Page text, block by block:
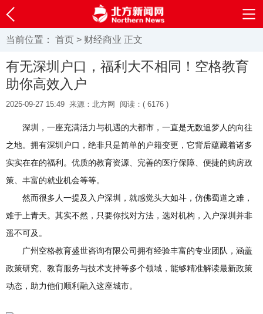
当前位置： 首页 > 财经商业 正文
有无深圳户口，福利大不相同！空格教育
助你高效入户
2025-09-27 15:49 来源：北方网 阅读：( 6176 )
深圳，一座充满活力与机遇的大都市，一直是无数追梦人的向往
之地。拥有深圳户口，绝非只是简单的户籍变更，它背后蕴藏着诸多
实实在在的福利。优质的教育资源、完善的医疗保障、便捷的购房政
策、丰富的就业机会等等。
然而很多人一提及入户深圳，就感觉头大如斗，仿佛蜀道之难，
难于上青天。其实不然，只要你找对方法，选对机构，入户深圳并非
遥不可及。
广州空格教育盛世咨询有限公司拥有经验丰富的专业团队，涵盖
政策研究、教育服务与技术支持等多个领域，能够精准解读最新政策
动态，助力他们顺利融入这座城市。